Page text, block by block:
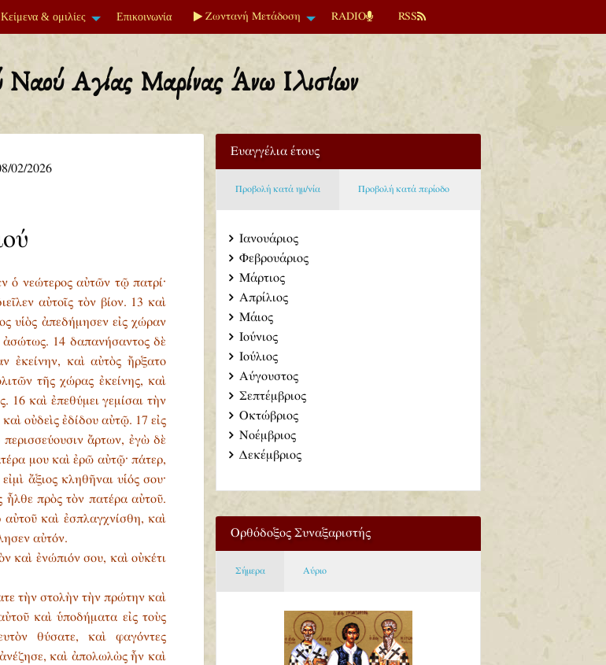
Κείμενα & ομιλίες Επικοινωνία Ζωντανή Μετάδοση RADIO RSS
Ναού Αγίας Μαρίνας Άνω Ιλισίων
02/2026
ὁ νεώτερος αὐτῶν τῷ πατρί·
αὐτοῖς τὸν βίον. 13 καὶ
υἱὸς ἀπεδήμησεν εἰς χώραν
ἀσώτως. 14 δαπανήσαντος δὲ
ἐκείνην, καὶ αὐτὸς ἤρξατο
τῆς χώρας ἐκείνης, καὶ
16 καὶ ἐπεθύμει γεμίσαι τὴν
οὐδεὶς ἐδίδου αὐτῷ. 17 εἰς
περισσεύουσιν ἄρτων, ἐγὼ δὲ
μου καὶ ἐρῶ αὐτῷ· πάτερ,
ἄξιος κληθῆναι υἱός σου·
πρὸς τὸν πατέρα αὐτοῦ.
καὶ ἐσπλαγχνίσθη, καὶ
αὐτόν.
καὶ ἐνώπιόν σου, καὶ οὐκέτι
τὴν στολὴν τὴν πρώτην καὶ
καὶ ὑποδήματα εἰς τοὺς
θύσατε, καὶ φαγόντες
καὶ ἀπολωλὼς ἦν καὶ
Ευαγγέλια έτους
Προβολή κατά ημ/νία Προβολή κατά περίοδο
Ιανουάριος
Φεβρουάριος
Μάρτιος
Απρίλιος
Μάιος
Ιούνιος
Ιούλιος
Αύγουστος
Σεπτέμβριος
Οκτώβριος
Νοέμβριος
Δεκέμβριος
Ορθόδοξος Συναξαριστής
Σήμερα Αύριο